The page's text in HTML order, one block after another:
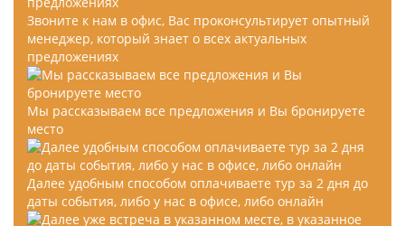
Звоните к нам в офис, Вас проконсультирует опытный
менеджер, который знает о всех актуальных
предложениях
Мы рассказываем все предложения и Вы бронируете
место
Далее удобным способом оплачиваете тур за 2 дня до
даты события, либо у нас в офисе, либо онлайн